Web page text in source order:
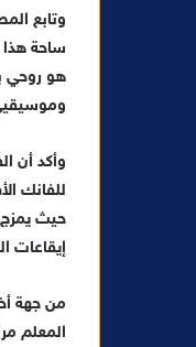
وتابع
ساحة هذا
هو روحي
وموسيقيي
وأكد أن
للفانك
حيث يمزج
إيقاعات
من جهة
المعلم